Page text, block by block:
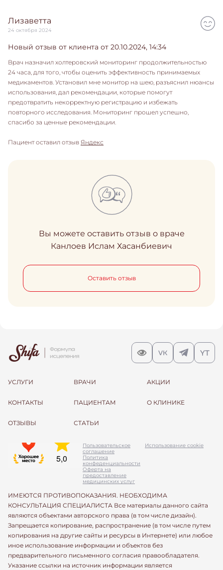
Лизаветта
24 октября 2024
Новый отзыв от клиента от 20.10.2024, 14:34
Врач назначил холтеровский мониторинг продолжительностью
24 часа, для того, чтобы оценить эффективность принимаемых
медикаментов. Установил мне монитор на шею, разъяснил нюансы
использования, дал рекомендации, которые помогут
предотвратить некорректную регистрацию и избежать
повторного исследования. Мониторинг прошел успешно,
спасибо за ценные рекомендации.
Пациент оставил отзыв Яндекс
Вы можете оставить отзыв о враче
Канлоев Ислам Хасанбиевич
Оставить отзыв
УСЛУГИ ВРАЧИ АКЦИИ
КОНТАКТЫ ПАЦИЕНТАМ О КЛИНИКЕ
ОТЗЫВЫ СТАТЬИ
Пользовательское
соглашение
Политика
конфеденциальности
Оферта на
предоставление
медицинских услуг
Использование cookie
ИМЕЮТСЯ ПРОТИВОПОКАЗАНИЯ. НЕОБХОДИМА
КОНСУЛЬТАЦИЯ СПЕЦИАЛИСТА Все материалы данного сайта
являются объектами авторского права (в том числе дизайн).
Запрещается копирование, распространение (в том числе путем
копирования на другие сайты и ресурсы в Интернете) или любое
иное использование информации и объектов без
предварительного письменного согласия правообладателя.
Указание ссылки на источник информации является